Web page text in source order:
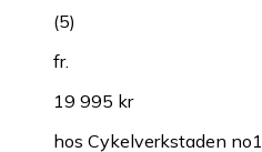
(5)
fr.
19 995 kr
hos Cykelverkstaden no1